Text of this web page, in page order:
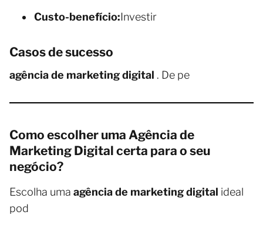
Custo-benefício:Investir
Casos de sucesso
agência de marketing digital . De pe
Como escolher uma Agência de
Marketing Digital certa para o seu
negócio?
Escolha uma agência de marketing digital ideal
pod